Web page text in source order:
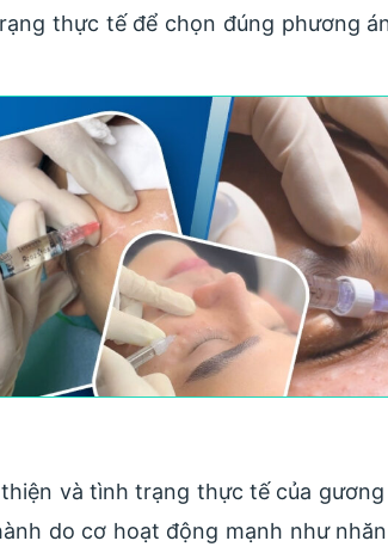
thực tế để chọn đúng phương
và tình trạng thực tế của gương
do cơ hoạt động mạnh như